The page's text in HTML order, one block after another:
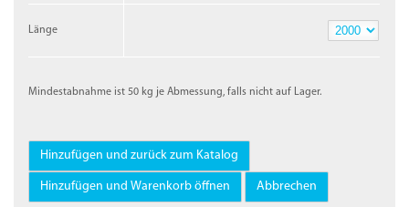
Länge
Mindestabnahme ist 50 kg je Abmessung, falls nicht auf Lager.